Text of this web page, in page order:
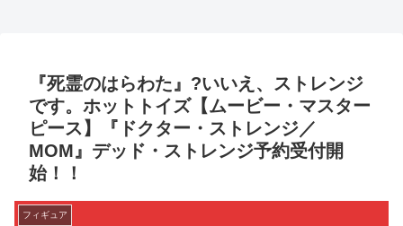
『死霊のはらわた』?いいえ、ストレンジ
です。ホットトイズ【ムービー・マスター
ピース】『ドクター・ストレンジ／
MOM』デッド・ストレンジ予約受付開
始！！
フィギュア